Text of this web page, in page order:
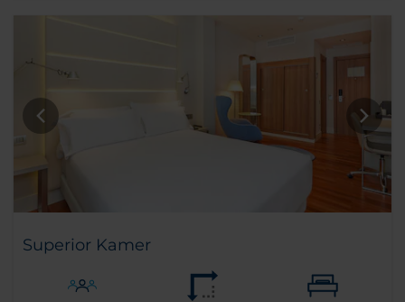
Superior Kamer